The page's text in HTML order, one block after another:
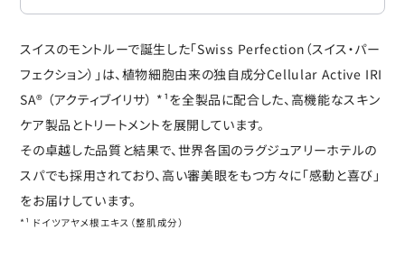
スイスのモントルーで誕生した「Swiss Perfection（スイス・パー
フェクション）」は、植物細胞由来の独自成分Cellular Active IRI
SA® （アクティブイリサ） *¹を全製品に配合した、高機能なスキン
ケア製品とトリートメントを展開しています。
その卓越した品質と結果で、世界各国のラグジュアリーホテルの
スパでも採用されており、高い審美眼をもつ方々に「感動と喜び」
をお届けしています。
*¹ ドイツアヤメ根エキス（整肌成分）